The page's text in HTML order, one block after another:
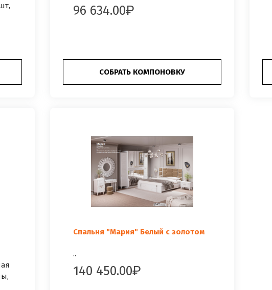
96 634.00
СОБРАТЬ КОМПОНОВКУ
Спальня "Мария" Белый с золотом
..
140 450.00